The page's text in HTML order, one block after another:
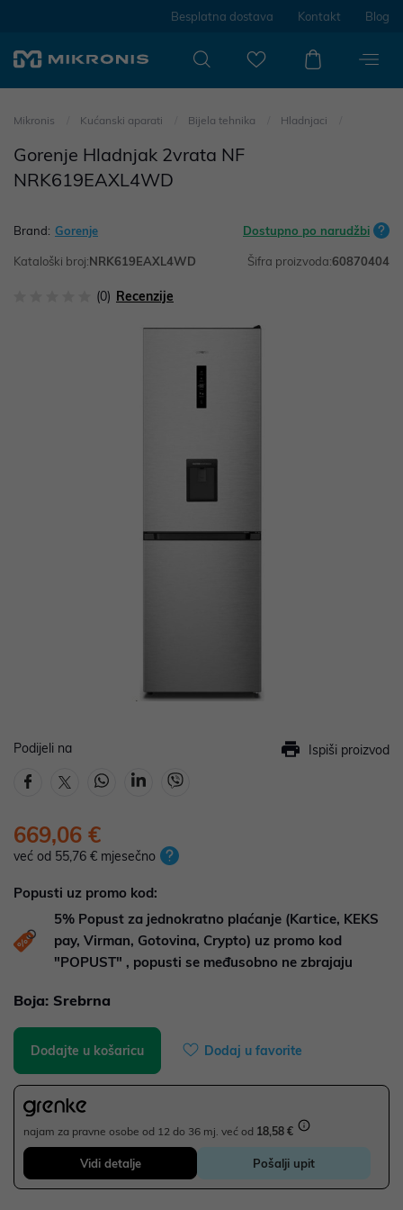
Besplatna dostava Kontakt Blog
Mikronis Kućanski aparati Bijela tehnika Hladnjaci
Gorenje Hladnjak 2vrata NF
NRK619EAXL4WD
Brand: Gorenje Dostupno po narudžbi
Kataloški broj:NRK619EAXL4WD Šifra proizvoda:60870404
(0) Recenzije
Podijeli na Ispiši proizvod
669,06 €
već od 55,76 € mjesečno
Popusti uz promo kod:
5% Popust za jednokratno plaćanje (Kartice, KEKS
pay, Virman, Gotovina, Crypto) uz promo kod
"POPUST" , popusti se međusobno ne zbrajaju
Boja: Srebrna
Dodajte u košaricu Dodaj u favorite
najam za pravne osobe od 12 do 36 mj. već od 18,58 €
Vidi detalje Pošalji upit